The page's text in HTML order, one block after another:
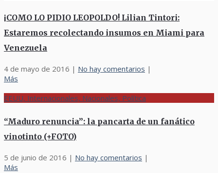
¡COMO LO PIDIO LEOPOLDO! Lilian Tintori:
Estaremos recolectando insumos en Miami para
Venezuela
4 de mayo de 2016 | No hay comentarios |
Más
EEUU, Internacionales, Nacionales, Política
“Maduro renuncia”: la pancarta de un fanático
vinotinto (+FOTO)
5 de junio de 2016 | No hay comentarios |
Más